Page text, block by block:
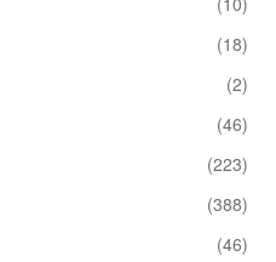
(18)
(2)
(46)
(223)
(388)
(46)